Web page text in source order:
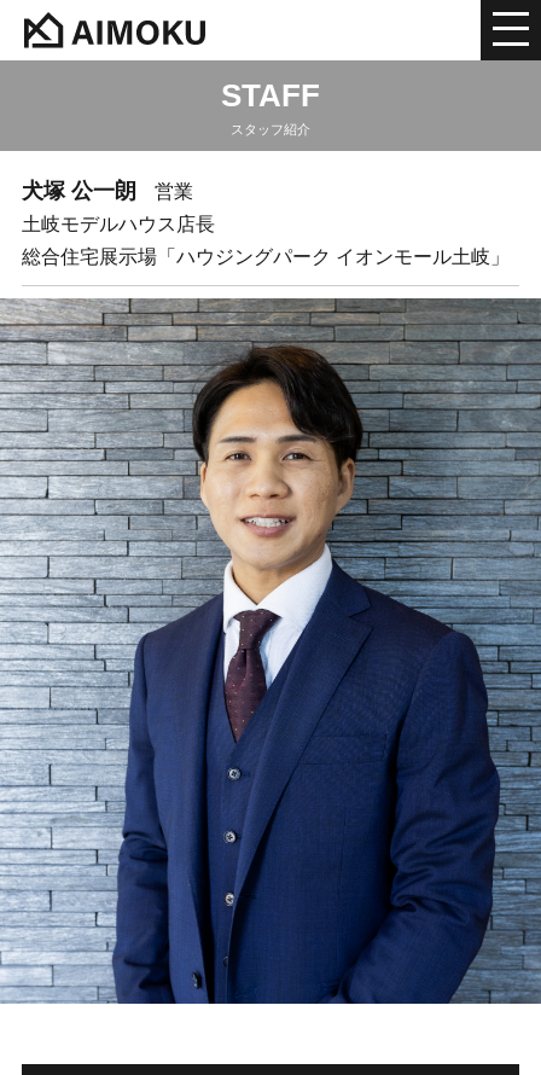
STAFF
スタッフ紹介
犬塚 公一朗
営業
土岐モデルハウス店長
総合住宅展示場「ハウジングパーク イオンモール土岐」